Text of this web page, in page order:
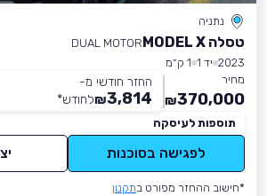
נתניה
טסלה MODEL X
DUAL MOTOR
2023 יד 1
1 ק״מ
מחיר
370,000
₪
החזר חודשי מ-
3,814
₪לחודש*
תוספות לעיסקה
לפגישה בסוכנות
*חישוב ההחזר מפורט בתקנון